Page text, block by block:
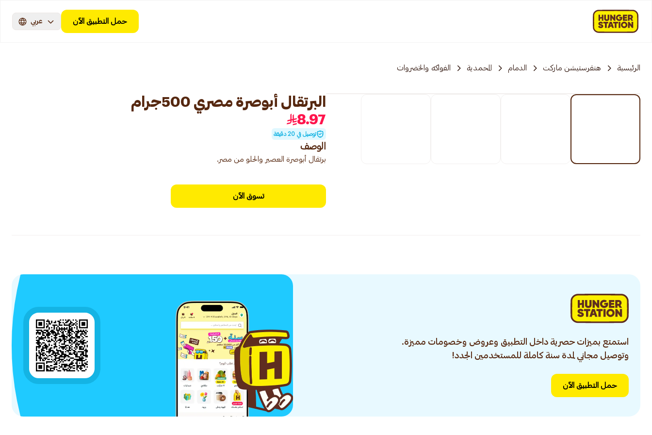
حمل التطبيق الآن عربي
الرئيسية هنقرستيشن ماركت الدمام المحمدية الفواكه والخضروات
البرتقال أبوصرة مصري 500جرام
8.97
توصيل في 20 دقيقة
الوصف
برتقال أبوصرة العصير والحلو من مصر.
تسوق الآن
استمتع بميزات حصرية داخل التطبيق وعروض وخصومات مميزة.
وتوصيل مجاني لمدة سنة كاملة للمستخدمين الجدد!
حمل التطبيق الآن